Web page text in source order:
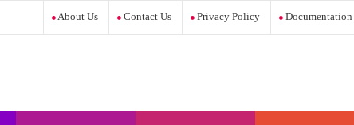
About Us Contact Us Privacy Policy Documentation